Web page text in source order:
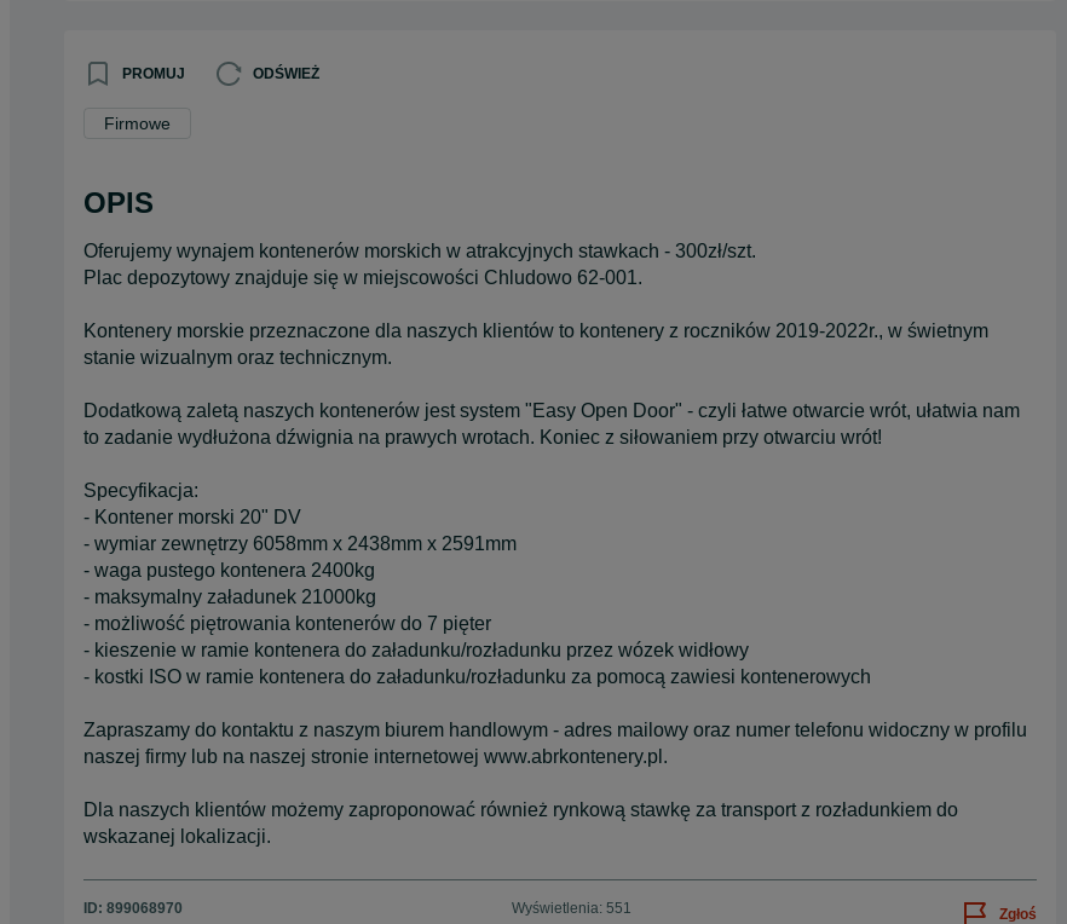
PROMUJ ODŚWIEŻ
Firmowe
OPIS
Oferujemy wynajem kontenerów morskich w atrakcyjnych stawkach - 300zł/szt.
Plac depozytowy znajduje się w miejscowości Chludowo 62-001.
Kontenery morskie przeznaczone dla naszych klientów to kontenery z roczników 2019-2022r., w świetnym
stanie wizualnym oraz technicznym.
Dodatkową zaletą naszych kontenerów jest system "Easy Open Door" - czyli łatwe otwarcie wrót, ułatwia nam
to zadanie wydłużona dźwignia na prawych wrotach. Koniec z siłowaniem przy otwarciu wrót!
Specyfikacja:
- Kontener morski 20" DV
- wymiar zewnętrzy 6058mm x 2438mm x 2591mm
- waga pustego kontenera 2400kg
- maksymalny załadunek 21000kg
- możliwość piętrowania kontenerów do 7 pięter
- kieszenie w ramie kontenera do załadunku/rozładunku przez wózek widłowy
- kostki ISO w ramie kontenera do załadunku/rozładunku za pomocą zawiesi kontenerowych
Zapraszamy do kontaktu z naszym biurem handlowym - adres mailowy oraz numer telefonu widoczny w profilu
naszej firmy lub na naszej stronie internetowej www.abrkontenery.pl.
Dla naszych klientów możemy zaproponować również rynkową stawkę za transport z rozładunkiem do
wskazanej lokalizacji.
ID: 899068970 Wyświetlenia: 551 Zgłoś